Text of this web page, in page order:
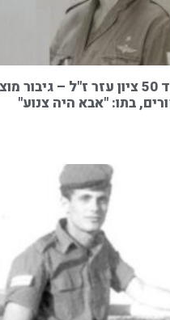
בתו: "אבא היה צנוע"